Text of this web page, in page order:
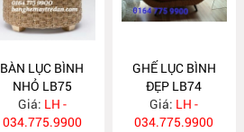
BÀN LỤC BÌNH
NHỎ LB75
Giá: LH -
034.775.9900
GHẾ LỤC BÌNH
ĐẸP LB74
Giá: LH -
034.775.9900